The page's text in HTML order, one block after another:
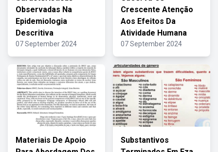
Observadas Na
Epidemiologia
Descritiva
07 September 2024
Crescente Atenção
Aos Efeitos Da
Atividade Humana
07 September 2024
Materiais De Apoio
Substantivos